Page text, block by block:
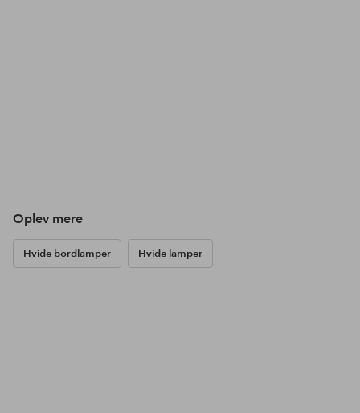
Oplev mere
Hvide bordlamper Hvide lamper